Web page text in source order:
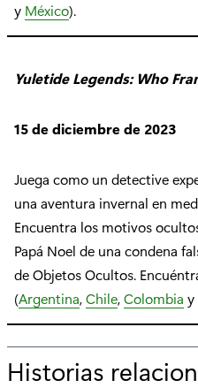
y México).
Yuletide Legends: Who
15 de diciembre de 2023
Juega como un detective
una aventura invernal en
Encuentra los motivos
Papá Noel de una condena
de Objetos Ocultos.
(Argentina,Chile,Colombia y
Historias